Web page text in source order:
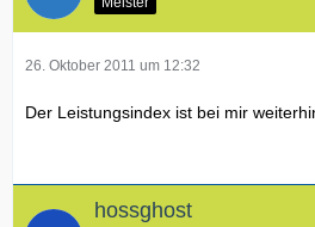
26. Oktober 2011 um 12:32
Der Leistungsindex ist bei mir
hossghost